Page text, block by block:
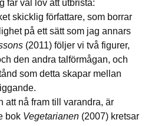
får väl lov att utbrista:
skicklig författare, som borrar
på ett sätt som jag annars
(2011) följer vi två figurer,
den andra talförmågan, och
som detta skapar mellan
att nå fram till varandra, är
bok Vegetarianen (2007) kretsar